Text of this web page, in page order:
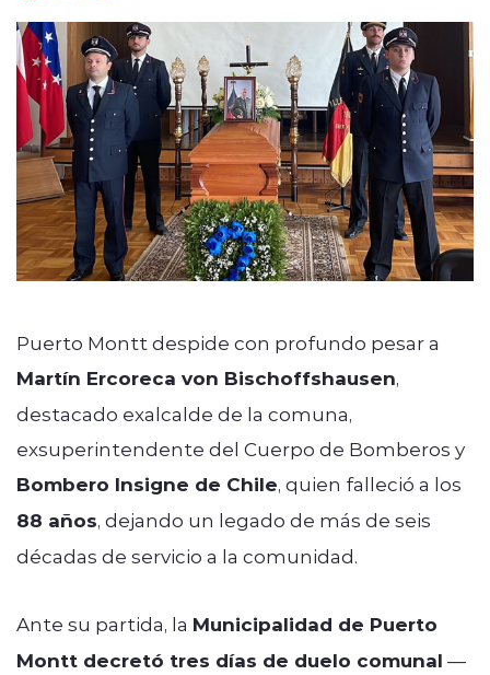
Puerto Montt despide con profundo pesar a
Martín Ercoreca von Bischoffshausen,
destacado exalcalde de la comuna,
exsuperintendente del Cuerpo de Bomberos y
Bombero Insigne de Chile, quien falleció a los
88 años, dejando un legado de más de seis
décadas de servicio a la comunidad.
Ante su partida, la Municipalidad de Puerto
Montt decretó tres días de duelo comunal —